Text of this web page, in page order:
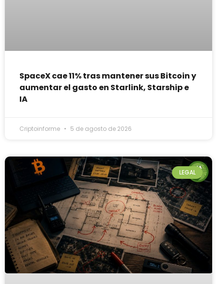
SpaceX cae 11% tras mantener sus Bitcoin y
aumentar el gasto en Starlink, Starship e
IA
Criptoinforme 5 de agosto de 2026
LEGAL